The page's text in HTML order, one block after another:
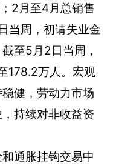
2月至4月总销售
当周，初请失业金
至5月2日当周，
178.2万人。宏观
健，劳动力市场
持续对非收益资
通胀挂钩交易中